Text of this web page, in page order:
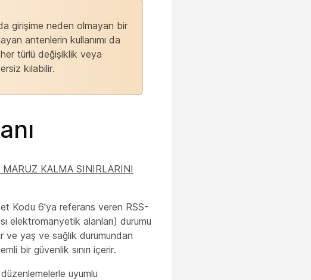
girişime neden olmayan bir
antenlerin kullanımı da
türlü değişiklik veya
kılabilir.
KALMA SINIRLARINI
Kodu 6'ya referans veren RSS-
elektromanyetik alanları) durumu
ve yaş ve sağlık durumundan
bir güvenlik sınırı içerir.
uyumlu